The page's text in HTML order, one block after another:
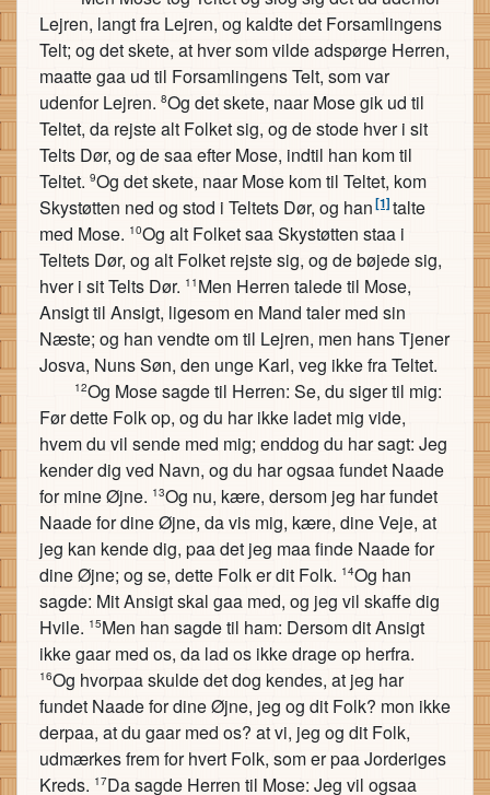
Lejren, langt fra Lejren, og kaldte det Forsamlingens
Telt; og det skete, at hver som vilde adspørge Herren,
maatte gaa ud til Forsamlingens Telt, som var
udenfor Lejren. 8Og det skete, naar Mose gik ud til
Teltet, da rejste alt Folket sig, og de stode hver i sit
Telts Dør, og de saa efter Mose, indtil han kom til
Teltet. 9Og det skete, naar Mose kom til Teltet, kom
Skystøtten ned og stod i Teltets Dør, og han[1]talte
med Mose. 10Og alt Folket saa Skystøtten staa i
Teltets Dør, og alt Folket rejste sig, og de bøjede sig,
hver i sit Telts Dør. 11 Men Herren talede til Mose,
Ansigt til Ansigt, ligesom en Mand taler med sin
Næste; og han vendte om til Lejren, men hans Tjener
Josva, Nuns Søn, den unge Karl, veg ikke fra Teltet.
12Og Mose sagde til Herren: Se, du siger til mig:
Før dette Folk op, og du har ikke ladet mig vide,
hvem du vil sende med mig; enddog du har sagt: Jeg
kender dig ved Navn, og du har ogsaa fundet Naade
for mine Øjne. 13Og nu, kære, dersom jeg har fundet
Naade for dine Øjne, da vis mig, kære, dine Veje, at
jeg kan kende dig, paa det jeg maa finde Naade for
dine Øjne; og se, dette Folk er dit Folk. 14Og han
sagde: Mit Ansigt skal gaa med, og jeg vil skaffe dig
Hvile. 15Men han sagde til ham: Dersom dit Ansigt
ikke gaar med os, da lad os ikke drage op herfra.
16Og hvorpaa skulde det dog kendes, at jeg har
fundet Naade for dine Øjne, jeg og dit Folk? mon ikke
derpaa, at du gaar med os? at vi, jeg og dit Folk,
udmærkes frem for hvert Folk, som er paa Jorderiges
Kreds. 17Da sagde Herren til Mose: Jeg vil ogsaa